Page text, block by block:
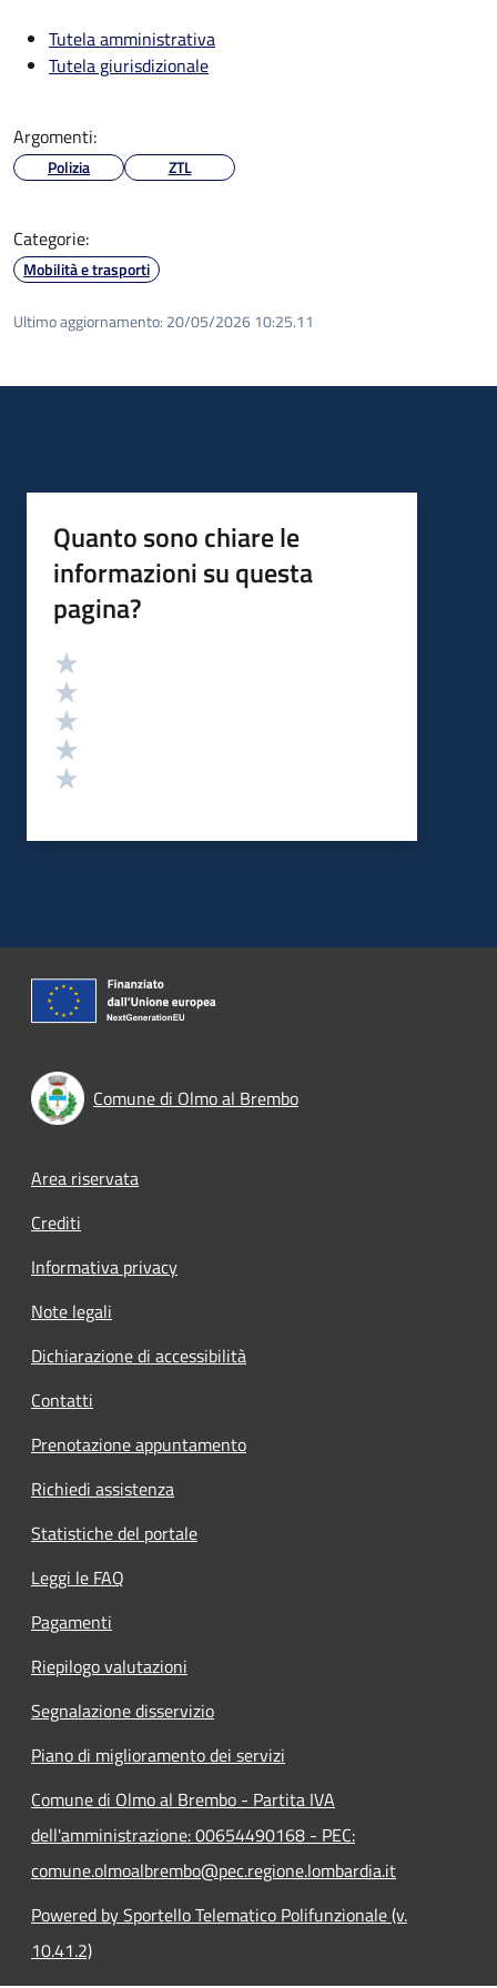
Tutela amministrativa
Tutela giurisdizionale
Argomenti:
Polizia ZTL
Categorie:
Mobilità e trasporti
Ultimo aggiornamento: 20/05/2026 10:25.11
Quanto sono chiare le
informazioni su questa
pagina?
Valutazione
Comune di Olmo al Brembo
Footer menu
Area riservata
Crediti
Informativa privacy
Note legali
Dichiarazione di accessibilità
Contatti
Prenotazione appuntamento
Richiedi assistenza
Statistiche del portale
Leggi le FAQ
Pagamenti
Riepilogo valutazioni
Segnalazione disservizio
Piano di miglioramento dei servizi
Comune di Olmo al Brembo - Partita IVA
dell'amministrazione: 00654490168 - PEC:
comune.olmoalbrembo@pec.regione.lombardia.it
Powered by Sportello Telematico Polifunzionale (v.
10.41.2)